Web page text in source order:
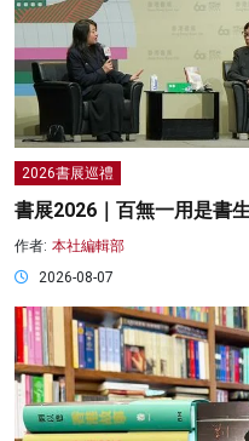
2026書展巡禮
書展2026｜百無一用是書
作者: 本社編輯部
2026-08-07